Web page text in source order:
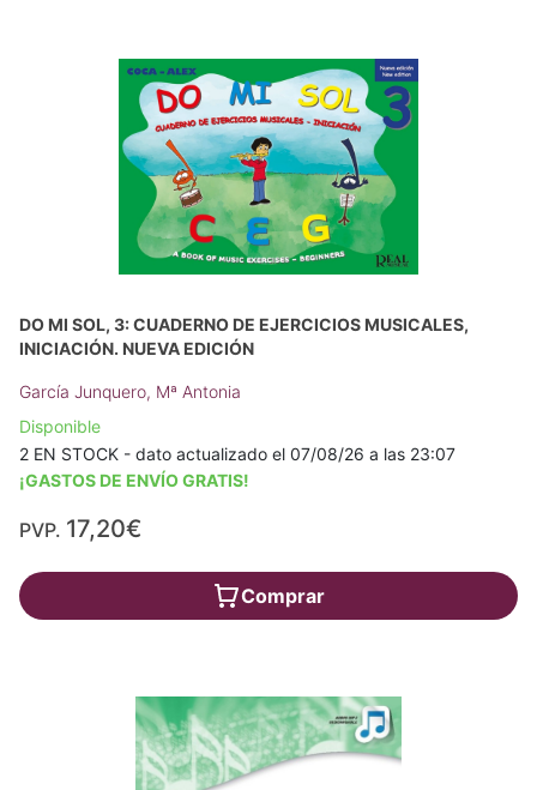
DO MI SOL, 3: CUADERNO DE EJERCICIOS MUSICALES,
INICIACIÓN. NUEVA EDICIÓN
García Junquero, Mª Antonia
Disponible
2 EN STOCK - dato actualizado el 07/08/26 a las 23:07
¡GASTOS DE ENVÍO GRATIS!
PVP. 17,20€
Comprar